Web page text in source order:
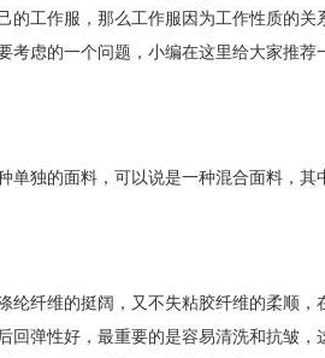
的工作服，那么工作服因为工作性质的
考虑的一个问题，小编在这里给大家推
单独的面料，可以说是一种混合面料，
纶纤维的挺阔，又不失粘胶纤维的柔顺
回弹性好，最重要的是容易清洗和抗皱